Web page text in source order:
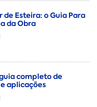
de Esteira: o Guia Para
da Obra
completo de
aplicações